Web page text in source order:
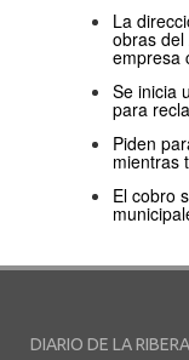
La
obras del
empresa
Se inicia
para
Piden
mientras
El cobro
DIARIO DE LA RIBERA